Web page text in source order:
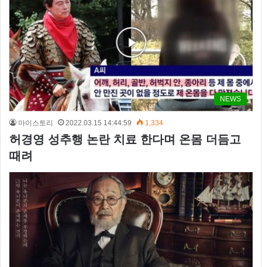
NEWS
마이스토리 2022.03.15 14:44:59 1,334
허경영 성추행 논란 치료 한다며 온몸 더듬고
때려